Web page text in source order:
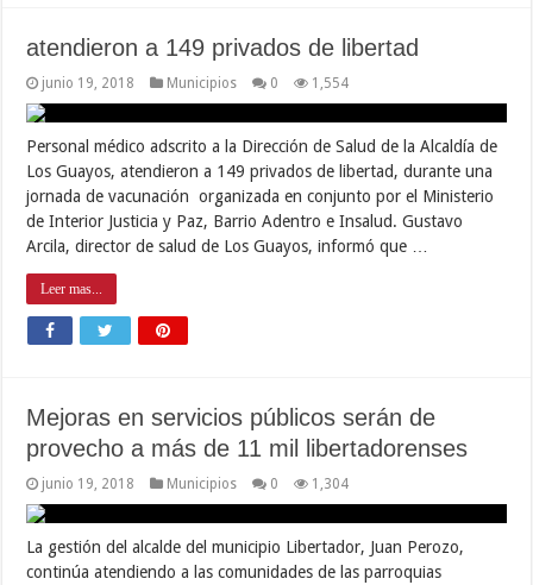
atendieron a 149 privados de libertad
junio 19, 2018 Municipios 0 1,554
Personal médico adscrito a la Dirección de Salud de la Alcaldía de
Los Guayos, atendieron a 149 privados de libertad, durante una
jornada de vacunación organizada en conjunto por el Ministerio
de Interior Justicia y Paz, Barrio Adentro e Insalud. Gustavo
Arcila, director de salud de Los Guayos, informó que …
Leer mas...
Mejoras en servicios públicos serán de
provecho a más de 11 mil libertadorenses
junio 19, 2018 Municipios 0 1,304
La gestión del alcalde del municipio Libertador, Juan Perozo,
continúa atendiendo a las comunidades de las parroquias